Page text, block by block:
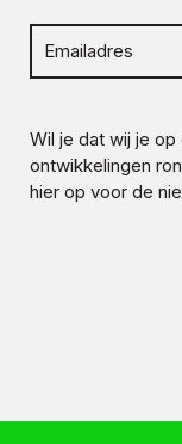
Wil je dat wij je
ontwikkelingen
hier op voor de